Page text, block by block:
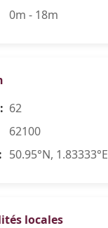
0m - 18m
62
62100
50.95°N, 1.83333°E
locales